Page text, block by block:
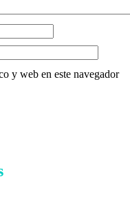
y web en este navegador